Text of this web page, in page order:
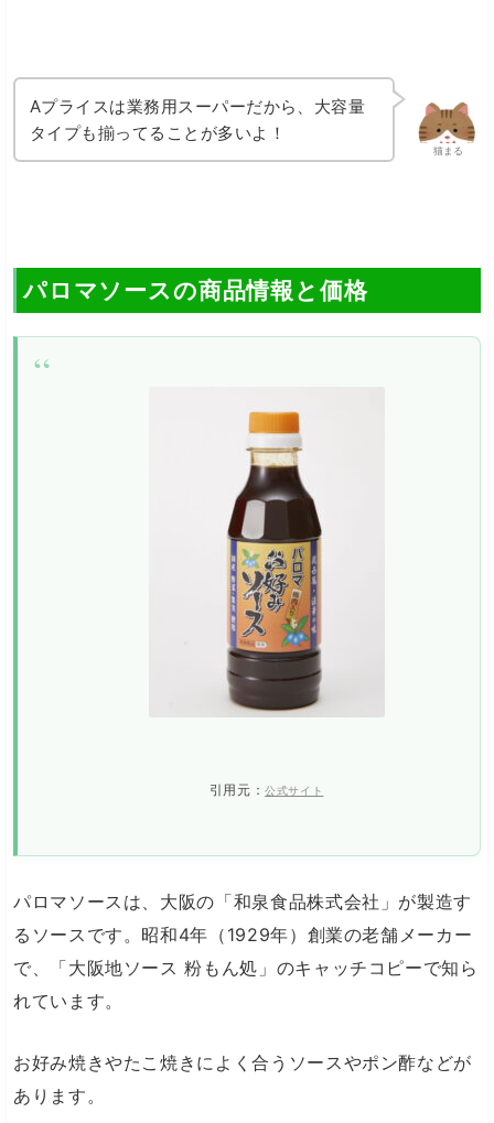
猫まる
Aプライスは業務用スーパーだから、大容量
タイプも揃ってることが多いよ！
パロマソースの商品情報と価格
引用元：公式サイト
パロマソースは、大阪の「和泉食品株式会社」が製造す
るソースです。昭和4年（1929年）創業の老舗メーカー
で、「大阪地ソース 粉もん処」のキャッチコピーで知ら
れています。
お好み焼きやたこ焼きによく合うソースやポン酢などが
あります。